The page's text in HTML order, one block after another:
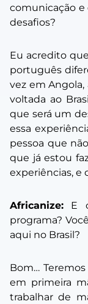
comunicação e
desafios?
Eu acredito
português
vez em
voltada ao
que será um
essa
pessoa que
que já estou
experiências, e
Africanize:
E
programa?
aqui no Brasil?
Bom…
em primeira
trabalhar de